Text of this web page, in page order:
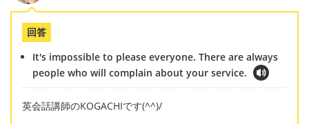
回答
It's impossible to please everyone. There are always
people who will complain about your service.
英会話講師のKOGACHIです(^^)/